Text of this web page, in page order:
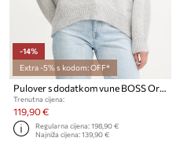
-14%
Extra -5% s kodom: OFF*
Pulover s dodatkom vune BOSS Orange C Fondyssa
Trenutna cijena:
119,90 €
Regularna cijena:198,90 €
Najniža cijena:139,90 €